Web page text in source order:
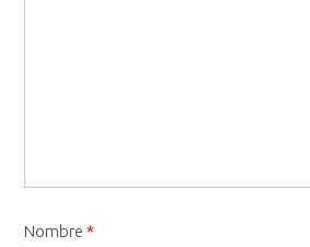
Nombre *